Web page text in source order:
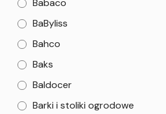
Babaco
BaByliss
Bahco
Baks
Baldocer
Barki i stoliki ogrodowe